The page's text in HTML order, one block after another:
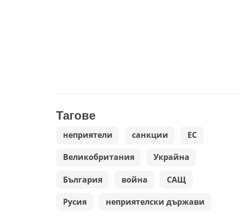
Тагове
неприятели санкции ЕС
Великобритания Украйна
България война САЩ
Русия неприятелски държави